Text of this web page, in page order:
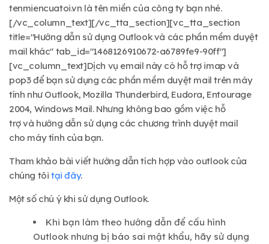
tenmiencuatoi.vn là tên miền của công ty bạn nhé.
[/vc_column_text][/vc_tta_section][vc_tta_section
title="Hướng dẫn sử dụng Outlook và các phần mềm duyệt
mail khác" tab_id="1468126910672-a6789fe9-90ff"]
[vc_column_text]Dịch vụ email này có hỗ trợ imap và
pop3 để bạn sử dụng các phần mềm duyệt mail trên máy
tính như Outlook, Mozilla Thunderbird, Eudora, Entourage
2004, Windows Mail. Nhưng không bao gồm việc hỗ
trợ và hướng dẫn sử dụng các chương trình duyệt mail
cho máy tính của bạn.
Tham khảo bài viết hướng dẫn tích hợp vào outlook của
chúng tôi tại đây.
Một số chú ý khi sử dụng Outlook.
Khi bạn làm theo hướng dẫn để cấu hình
Outlook nhưng bị báo sai mật khẩu, hãy sử dụng